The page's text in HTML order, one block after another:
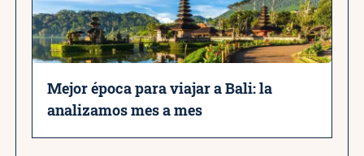
Mejor época para viajar a Bali: la
analizamos mes a mes